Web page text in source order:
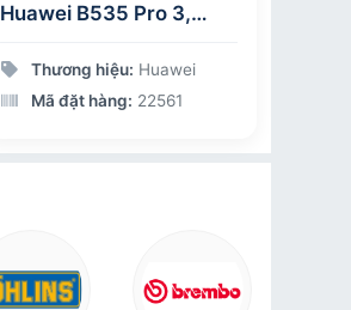
Huawei B535 Pro 3,
Thương hiệu: Huawei
Mã đặt hàng: 22561